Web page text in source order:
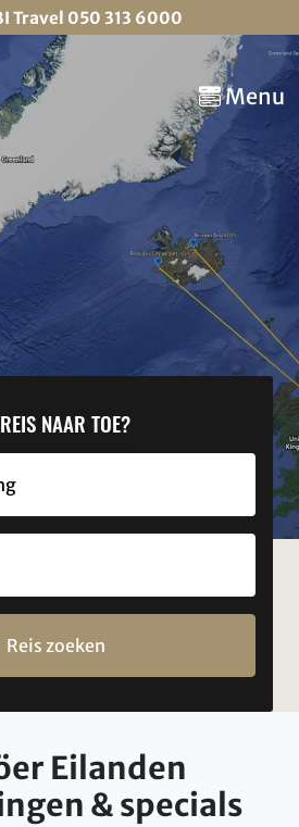
Travel 050 313 6000
Menu
NAAR TOE?
Reis zoeken
Eilanden
& specials